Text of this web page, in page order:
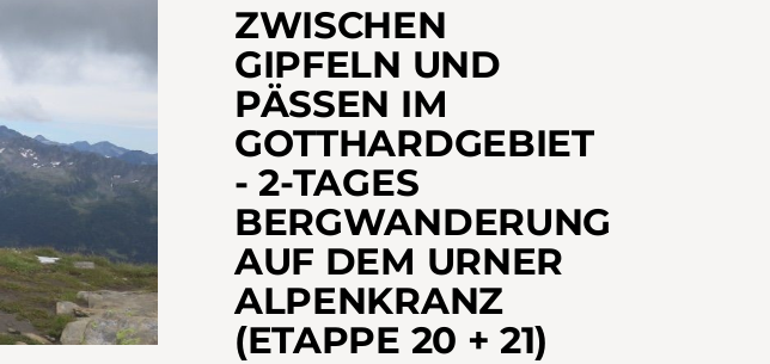
ZWISCHEN
GIPFELN UND
PÄSSEN IM
GOTTHARDGEBIET
- 2-TAGES
BERGWANDERUNG
AUF DEM URNER
ALPENKRANZ
(ETAPPE 20 + 21)